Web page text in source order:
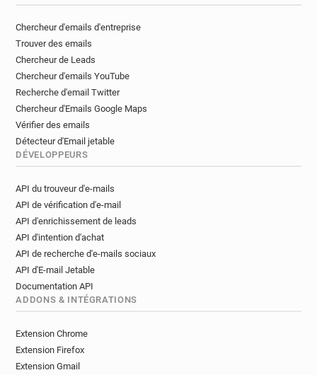
Chercheur d'emails d'entreprise
Trouver des emails
Chercheur de Leads
Chercheur d'emails YouTube
Recherche d'email Twitter
Chercheur d'Emails Google Maps
Vérifier des emails
Détecteur d'Email jetable
DÉVELOPPEURS
API du trouveur d'e-mails
API de vérification d'e-mail
API d'enrichissement de leads
API d'intention d'achat
API de recherche d'e-mails sociaux
API d'E-mail Jetable
Documentation API
ADDONS & INTÉGRATIONS
Extension Chrome
Extension Firefox
Extension Gmail